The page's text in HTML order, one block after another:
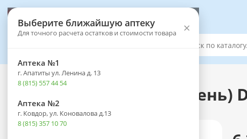
Выберите ближайшую аптеку
Для точного расчета остатков и стоимости товара ×
Аптека №1
г. Апатиты ул. Ленина д. 13
8 (815) 557 44 54
Аптека №2
г. Ковдор, ул. Коновалова д.13
8 (815) 357 10 70
Каталог - Оптика - Контактные линзы
Линзы PRECISION1 (1